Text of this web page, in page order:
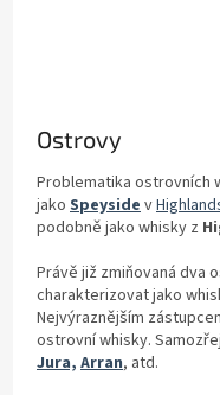
Ostrovy
Problematika ostrovních
jako Speysidev
podobně jako whisky z
Právě již zmiňovaná dva
charakterizovat jako
Nejvýraznějším
ostrovní whisky.
Jura, Arran, atd.